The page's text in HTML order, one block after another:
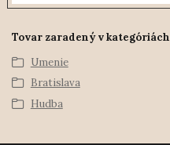
Tovar zaradený v kategóriách
Umenie
Bratislava
Hudba